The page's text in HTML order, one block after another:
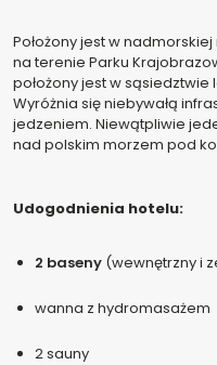
Położony jest w
na terenie Parku
położony jest w sąsiedztwie
Wyróżnia się niebywałą
jedzeniem. Niewątpliwie
nad polskim morzem pod
Udogodnienia hotelu:
2 baseny (wewnętrzny i
wanna z hydromasażem
2 sauny